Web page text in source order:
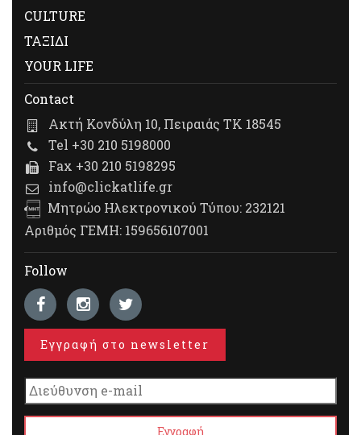
CULTURE
ΤΑΞΙΔΙ
YOUR LIFE
Contact
Ακτή Κονδύλη 10, Πειραιάς ΤΚ 18545
Tel +30 210 5198000
Fax +30 210 5198295
info@clickatlife.gr
Μητρώο Ηλεκτρονικού Τύπου: 232121
Αριθμός ΓΕΜΗ: 159656107001
Follow
Εγγραφή στο newsletter